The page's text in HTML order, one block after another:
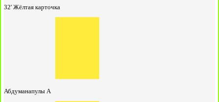
32' Жёлтая карточка
Абдуманапулы А